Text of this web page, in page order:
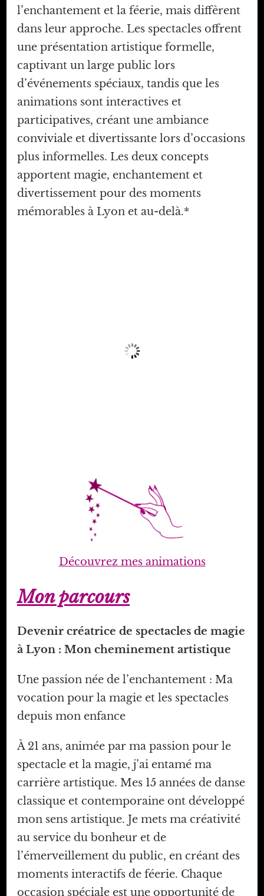
l’enchantement et la féerie, mais diffèrent
dans leur approche. Les spectacles offrent
une présentation artistique formelle,
captivant un large public lors
d’événements spéciaux, tandis que les
animations sont interactives et
participatives, créant une ambiance
conviviale et divertissante lors d’occasions
plus informelles. Les deux concepts
apportent magie, enchantement et
divertissement pour des moments
mémorables à Lyon et au-delà.*
Découvrez mes animations
Mon parcours
Devenir créatrice de spectacles de magie
à Lyon : Mon cheminement artistique
Une passion née de l’enchantement : Ma
vocation pour la magie et les spectacles
depuis mon enfance
À 21 ans, animée par ma passion pour le
spectacle et la magie, j’ai entamé ma
carrière artistique. Mes 15 années de danse
classique et contemporaine ont développé
mon sens artistique. Je mets ma créativité
au service du bonheur et de
l’émerveillement du public, en créant des
moments interactifs de féerie. Chaque
occasion spéciale est une opportunité de